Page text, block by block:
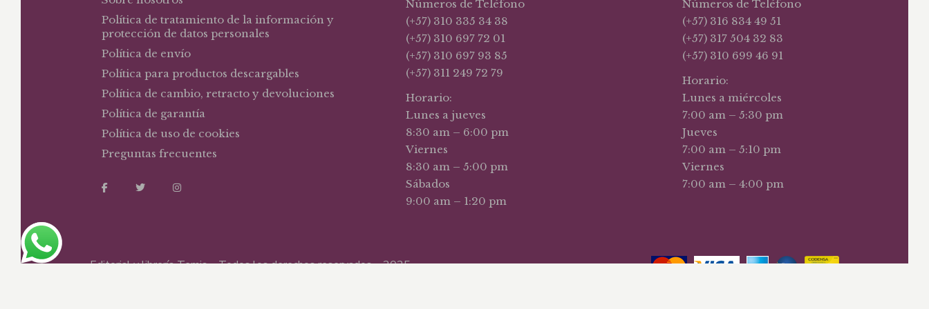
Política de tratamiento de la información y
protección de datos personales
Política de envío
Política para productos descargables
Política de cambio, retracto y devoluciones
Política de garantía
Política de uso de cookies
Preguntas frecuentes
Números de Teléfono
(+57) 310 335 34 38
(+57) 310 697 72 01
(+57) 310 697 93 85
(+57) 311 249 72 79
Horario:
Lunes a jueves
8:30 am – 6:00 pm
Viernes
8:30 am – 5:00 pm
Sábados
9:00 am – 1:20 pm
Números de Teléfono
(+57) 316 834 49 51
(+57) 317 504 32 83
(+57) 310 699 46 91
Horario:
Lunes a miércoles
7:00 am – 5:30 pm
Jueves
7:00 am – 5:10 pm
Viernes
7:00 am – 4:00 pm
Editorial y librería Temis – Todos los derechos reservados – 2025